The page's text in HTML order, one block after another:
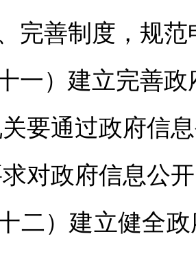
完善制度，规
十一）建立完善
要通过政府信
对政府信息公
十二）建立健全